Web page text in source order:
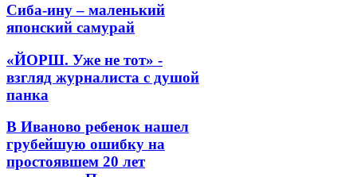
Сиба-ину – маленький
японский самурай
«ЙОРШ. Уже не тот» -
взгляд журналиста с душой
панка
В Иваново ребенок нашел
грубейшую ошибку на
простоявшем 20 лет